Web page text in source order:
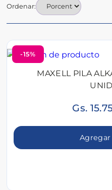
Ordenar:
-15%
MAXELL PILA
Gs.